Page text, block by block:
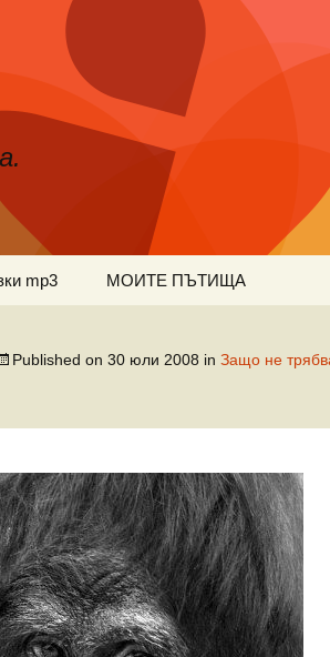
mp3 МОИТЕ ПЪТИЩА
Published on 30 юли 2008 in Защо не